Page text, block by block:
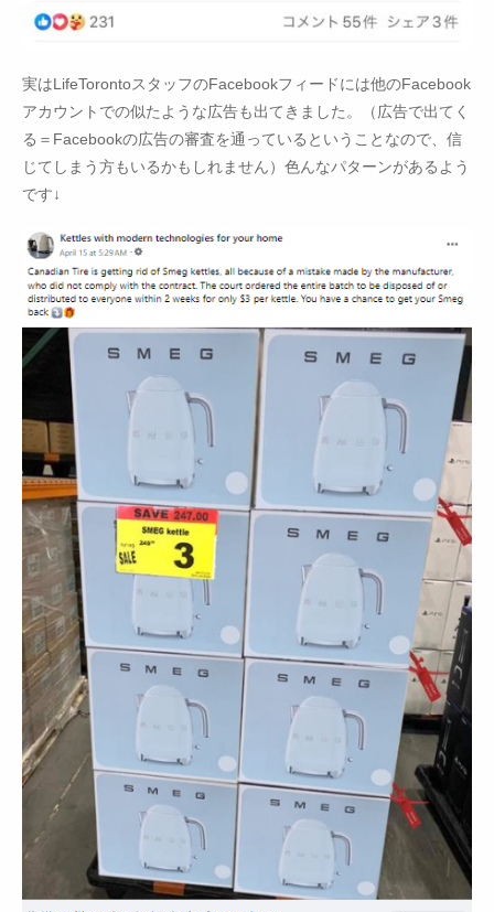
実はLifeTorontoスタッフのFacebookフィードには他のFacebook
アカウントでの似たような広告も出てきました。（広告で出てく
る＝Facebookの広告の審査を通っているということなので、信
じてしまう方もいるかもしれません）色んなパターンがあるよう
です↓